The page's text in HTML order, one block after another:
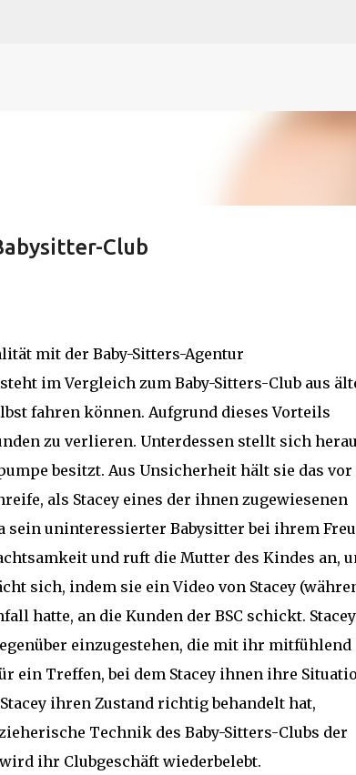
Club
mit der Baby-Sitters-Agentur
im Vergleich zum Baby-Sitters-Club aus
fahren können. Aufgrund dieses Vorteils
zu verlieren. Unterdessen stellt sich
besitzt. Aus Unsicherheit hält sie das vor
als Stacey eines der ihnen zugewiesenen
sein uninteressierter Babysitter bei ihrem
und ruft die Mutter des Kindes an,
sich, indem sie ein Video von Stacey
hatte, an die Kunden der BSC schickt. Stacey
einzugestehen, die mit ihr mitfühlend
ein Treffen, bei dem Stacey ihnen ihre
ihren Zustand richtig behandelt hat,
Technik des Baby-Sitters-Clubs der
ihr Clubgeschäft wiederbelebt.